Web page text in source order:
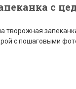
с
творожная
с пошаговыми